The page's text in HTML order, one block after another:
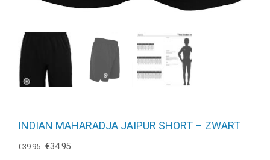
INDIAN MAHARADJA JAIPUR SHORT – ZWART
€39.95 Oorspronkelijke
€34.95Huidige